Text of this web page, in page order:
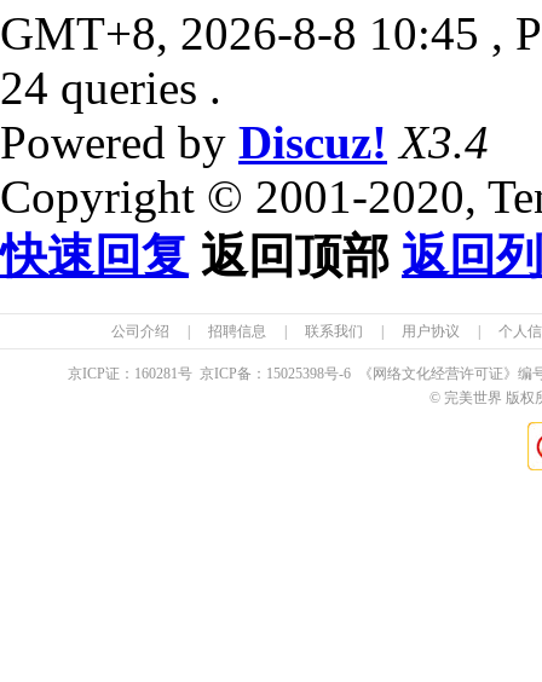
GMT+8, 2026-8-8 10:45 ,
24 queries .
Powered by Discuz! X3.4
Copyright © 2001-2020,
快速回复 返回顶部 返回
公司介绍 招聘信息 联系我们 用户协议 个人
京ICP证： 160281号 京ICP备： 15025398号-6 《网络文化经营许可证》编
© 完美世界 版权